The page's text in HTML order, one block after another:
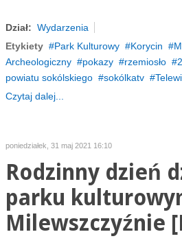
Dział: Wydarzenia
Etykiety
Park Kulturowy Korycin
Archeologiczny
pokazy rzemiosło
powiatu sokólskiego
sokólkatv
Czytaj dalej...
poniedziałek, 31 maj 2021 16:10
Rodzinny dzień
parku
Milewszczyźnie